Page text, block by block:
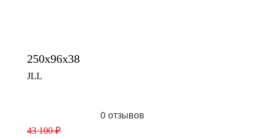
250x96x38
JLL
0 отзывов
43 100 ₽